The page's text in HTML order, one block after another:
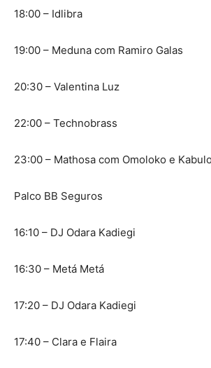
18:00 – Idlibra
19:00 – Meduna com Ramiro Galas
20:30 – Valentina Luz
22:00 – Technobrass
23:00 – Mathosa com Omoloko e
Palco BB Seguros
16:10 – DJ Odara Kadiegi
16:30 – Metá Metá
17:20 – DJ Odara Kadiegi
17:40 – Clara e Flaira